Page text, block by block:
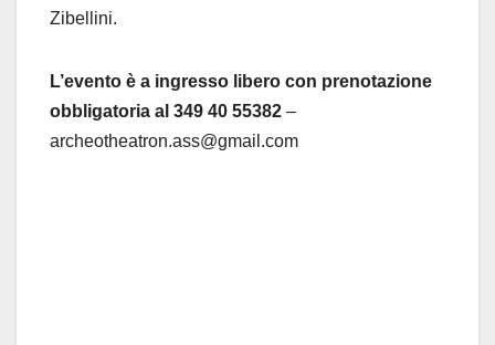
Zibellini.
L’evento è a ingresso libero con prenotazione
obbligatoria al 349 40 55382 –
archeotheatron.ass@gmail.com